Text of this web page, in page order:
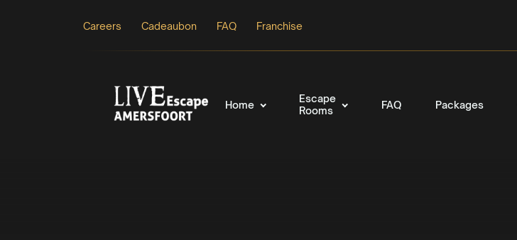
Careers Cadeaubon FAQ Franchise
Home
Escape
Rooms
FAQ Packages